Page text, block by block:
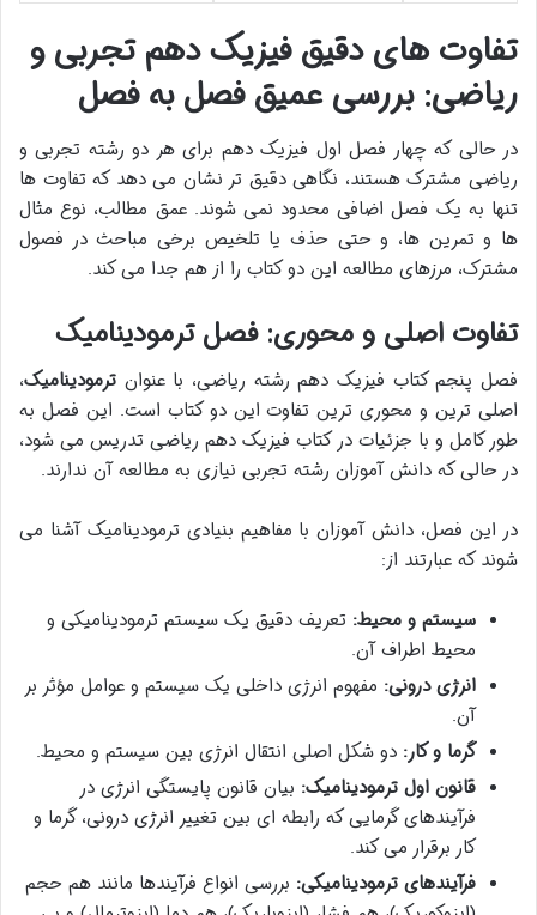
تفاوت های دقیق فیزیک دهم تجربی و
ریاضی: بررسی عمیق فصل به فصل
در حالی که چهار فصل اول فیزیک دهم برای هر دو رشته تجربی و
ریاضی مشترک هستند، نگاهی دقیق تر نشان می دهد که تفاوت ها
تنها به یک فصل اضافی محدود نمی شوند. عمق مطالب، نوع مثال
ها و تمرین ها، و حتی حذف یا تلخیص برخی مباحث در فصول
مشترک، مرزهای مطالعه این دو کتاب را از هم جدا می کند.
تفاوت اصلی و محوری: فصل ترمودینامیک
فصل پنجم کتاب فیزیک دهم رشته ریاضی، با عنوان ترمودینامیک،
اصلی ترین و محوری ترین تفاوت این دو کتاب است. این فصل به
طور کامل و با جزئیات در کتاب فیزیک دهم ریاضی تدریس می شود،
در حالی که دانش آموزان رشته تجربی نیازی به مطالعه آن ندارند.
در این فصل، دانش آموزان با مفاهیم بنیادی ترمودینامیک آشنا می
شوند که عبارتند از:
سیستم و محیط: تعریف دقیق یک سیستم ترمودینامیکی و
محیط اطراف آن.
انرژی درونی: مفهوم انرژی داخلی یک سیستم و عوامل مؤثر بر
آن.
گرما و کار: دو شکل اصلی انتقال انرژی بین سیستم و محیط.
قانون اول ترمودینامیک: بیان قانون پایستگی انرژی در
فرآیندهای گرمایی که رابطه ای بین تغییر انرژی درونی، گرما و
کار برقرار می کند.
فرآیندهای ترمودینامیکی: بررسی انواع فرآیندها مانند هم حجم